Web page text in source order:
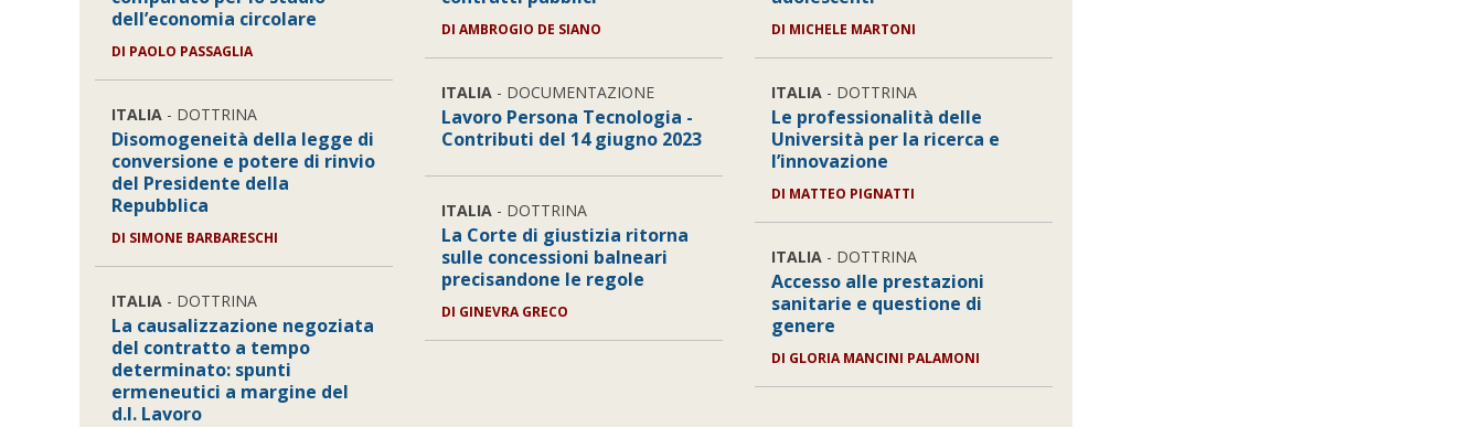
dell’economia circolare
DI PAOLO PASSAGLIA
ITALIA - DOTTRINA
Disomogeneità della legge di
conversione e potere di rinvio
del Presidente della
Repubblica
DI SIMONE BARBARESCHI
ITALIA - DOTTRINA
La causalizzazione negoziata
del contratto a tempo
determinato: spunti
ermeneutici a margine del
d.l. Lavoro
DIAMBROGIO DE SIANO
ITALIA - DOCUMENTAZIONE
Lavoro Persona Tecnologia -
Contributi del 14 giugno 2023
ITALIA - DOTTRINA
La Corte di giustizia ritorna
sulle concessioni balneari
precisandone le regole
DI GINEVRA GRECO
DI MICHELE MARTONI
ITALIA- DOTTRINA
Le professionalità delle
Università per la ricerca e
l’innovazione
DI MATTEO PIGNATTI
ITALIA- DOTTRINA
Accesso alle prestazioni
sanitarie e questione di
genere
DI GLORIA MANCINI PALAMONI